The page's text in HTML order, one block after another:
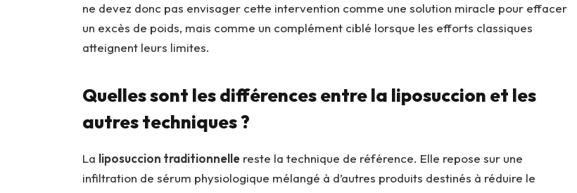
ne devez donc pas envisager cette intervention comme une solution miracle pour effacer
un excès de poids, mais comme un complément ciblé lorsque les efforts classiques
atteignent leurs limites.
Quelles sont les différences entre la liposuccion et les
autres techniques ?
La liposuccion traditionnelle reste la technique de référence. Elle repose sur une
infiltration de sérum physiologique mélangé à d’autres produits destinés à réduire le